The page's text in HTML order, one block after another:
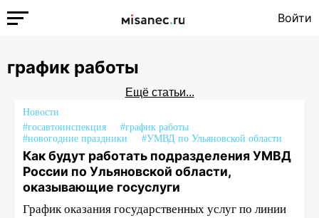
Войти
график работы
Ещё статьи...
Новости
#госавтоинспекция
#график работы
#новогодние праздники
#УМВД по Ульяновской области
Как будут работать подразделения УМВД
России по Ульяновской области,
оказывающие госуслуги
График оказания государственных услуг по линии